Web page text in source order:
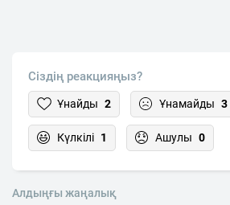
Сіздің реакцияңыз?
Ұнайды 2 Ұнамайды 3
Күлкілі 1 Ашулы 0
Алдыңғы жаңалық